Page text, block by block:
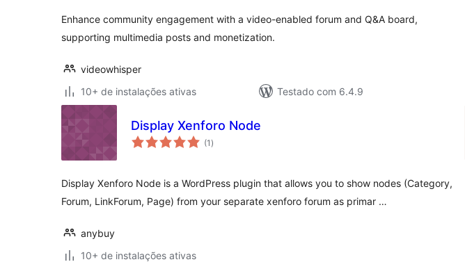
Enhance community engagement with a video-enabled forum and Q&A board,
supporting multimedia posts and monetization.
videowhisper
10+ de instalações ativas
Testado com 6.4.9
Display Xenforo Node
(1 total
de
)
Display Xenforo Node is a WordPress plugin that allows you to show nodes (Category,
Forum, LinkForum, Page) from your separate xenforo forum as primar …
anybuy
10+ de instalações ativas